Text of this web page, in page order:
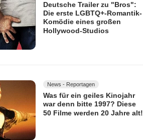
Deutsche Trailer zu "Bros":
Die erste LGBTQ+-Romantik-
Komödie eines großen
Hollywood-Studios
News - Reportagen
Was für ein geiles Kinojahr
war denn bitte 1997? Diese
50 Filme werden 20 Jahre alt!